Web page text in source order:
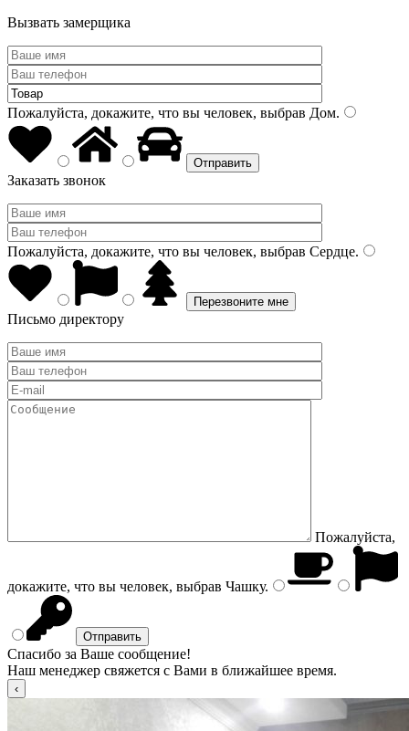
Вызвать замерщика
Пожалуйста, докажите, что вы человек, выбрав Дом.
Заказать звонок
Пожалуйста, докажите, что вы человек, выбрав Сердце.
Письмо директору
Пожалуйста,
докажите, что вы человек, выбрав Чашку.
Спасибо за Ваше сообщение!
Наш менеджер свяжется с Вами в ближайшее время.